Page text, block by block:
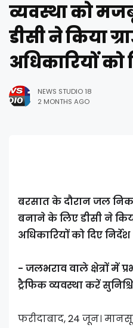
व्यवस्था को
डीसी ने किया
अधिकारियों को
NEWS STUDIO 18
2 MONTHS AGO
बरसात के दौरान जल
बनाने के लिए डीसी ने
अधिकारियों को दिए निर्देश
- जलभराव वाले क्षेत्रों में
ट्रैफिक व्यवस्था करें
फरीदाबाद, 24 जून।